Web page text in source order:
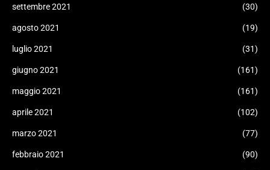
settembre 2021 (30)
agosto 2021 (19)
luglio 2021 (31)
giugno 2021 (161)
maggio 2021 (161)
aprile 2021 (102)
marzo 2021 (77)
febbraio 2021 (90)